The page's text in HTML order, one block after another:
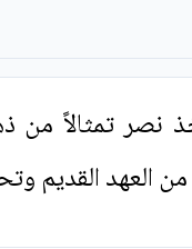
نصر تمثالاً من
من العهد